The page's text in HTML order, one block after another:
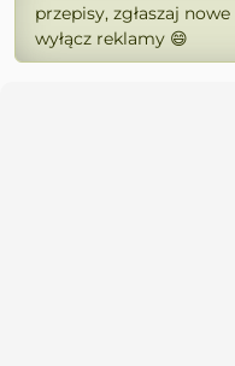
przepisy, zgłaszaj
wyłącz reklamy 😄